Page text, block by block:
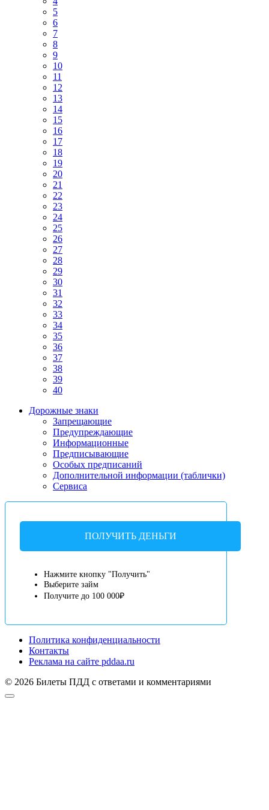
5
6
7
8
9
10
11
12
13
14
15
16
17
18
19
20
21
22
23
24
25
26
27
28
29
30
31
32
33
34
35
36
37
38
39
40
Дорожные знаки
Запрещающие
Предупреждающие
Информационные
Предписывающие
Особых предписаний
Дополнительной информации (таблички)
Сервиса
ПОЛУЧИТЬ ДЕНЬГИ
Нажмите кнопку "Получить"
Выберите займ
Получите до 100 000₽
Политика конфиденциальности
Контакты
Реклама на сайте pddaa.ru
© 2026 Билеты ПДД с ответами и комментариями